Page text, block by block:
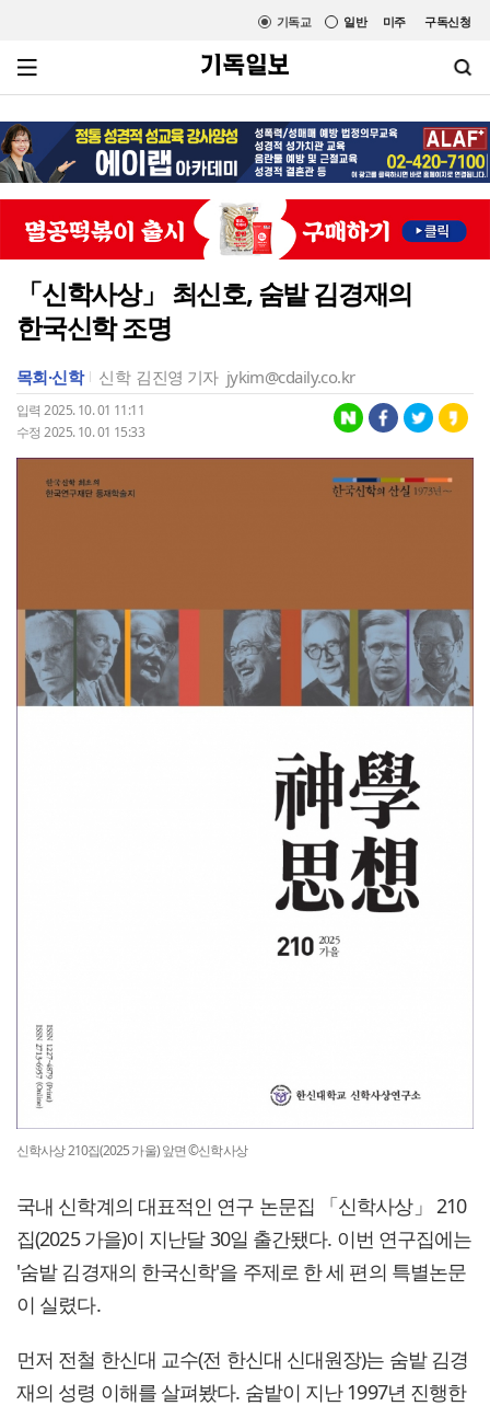
미주 구독신청
일반
기독교
「신학사상」 최신호, 숨밭 김경재의
한국신학 조명
목회·신학 신학 김진영 기자 jykim@cdaily.co.kr
입력 2025. 10. 01 11:11
수정 2025. 10. 01 15:33
신학사상 210집(2025 가울) 앞면 ©신학사상
국내 신학계의 대표적인 연구 논문집 「신학사상」 210
집(2025 가을)이 지난달 30일 출간됐다. 이번 연구집에는
'숨밭 김경재의 한국신학'을 주제로 한 세 편의 특별논문
이 실렸다.
먼저 전철 한신대 교수(전 한신대 신대원장)는 숨밭 김경
재의 성령 이해를 살펴봤다. 숨밭이 지난 1997년 진행한